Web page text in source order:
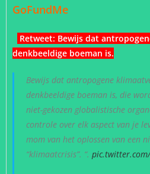
GoFundMe
Retweet: Bewijs dat
denkbeeldige boeman is.
Bewijs dat antropogene
denkbeeldige boeman is, die
niet-gekozen globalistische
controle over elk aspect van je
mom van het oplossen van een
“klimaatcrisis”. “.